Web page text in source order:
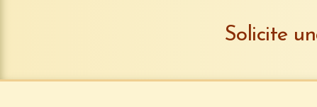
Solicite